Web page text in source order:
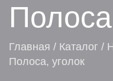
Главная / Каталог /
Полоса, уголок